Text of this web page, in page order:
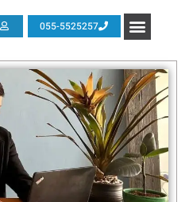
055-5525257